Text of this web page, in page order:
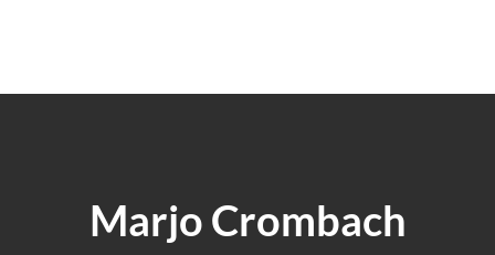
Marjo Crombach